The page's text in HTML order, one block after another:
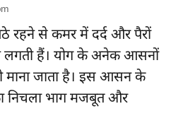
रहने सेकमर में दर्दऔर पैरों
लगती हैं। योग के अनेक आसनों
माना जाता है। इस आसन के
निचला भाग मजबूत और